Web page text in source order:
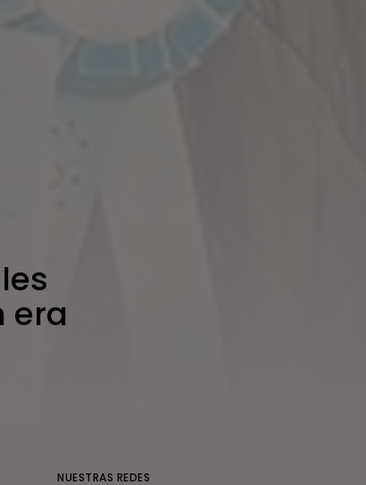
era
NUESTRAS REDES